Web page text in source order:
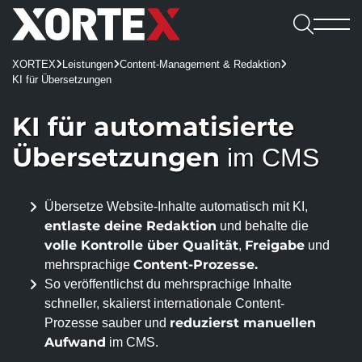

Leistungen
Leistungen
Consulting & Konzeption
KI-Integration
Generative Engine Optimization (GEO)
Model Context Protocol (MCP)
Entwicklung & Systemanbindung
Skalierbare Datenbankarchitektur
Content-Management & Redaktion
Unique Content
KI für Übersetzungen
Software
CMS
REDX
WordPress
REDX-Onlineshop
Magento
Rasch zum Onlineshop
Intelligente Suche
REDX Bewerbermanagement
App-Entwicklung
Referenzen
Webshops
REDX Websites & Onlineshops
Apps
Region Rohrbach
Alle Referenzen
Benefits
Kennenlernen
Bewerbung
Studieren & Arbeiten bei XORTEX
Karriere-FAQs
Webagentur
100% made in Mühlviertel
Interessantes
Nachhaltigkeit
Green Hosting
Green Coding
XORTEX Wunschkalender
Presse und Downloads

Kontakt aufnehmen
Blog
Wissen

XORTEX LeistungenContent-Management & Redaktion
KI für Übersetzungen
KI für automatisierte
Übersetzungen im CMS
Übersetze Website-Inhalte automatisch mit KI,
entlaste deine Redaktion und behalte die
volle Kontrolle über Qualität, Freigabe und
mehrsprachige Content-Prozesse.
So veröffentlichst du mehrsprachige Inhalte
schneller, skalierst internationale Content-
Prozesse sauber und reduzierst manuellen
Aufwand im CMS.